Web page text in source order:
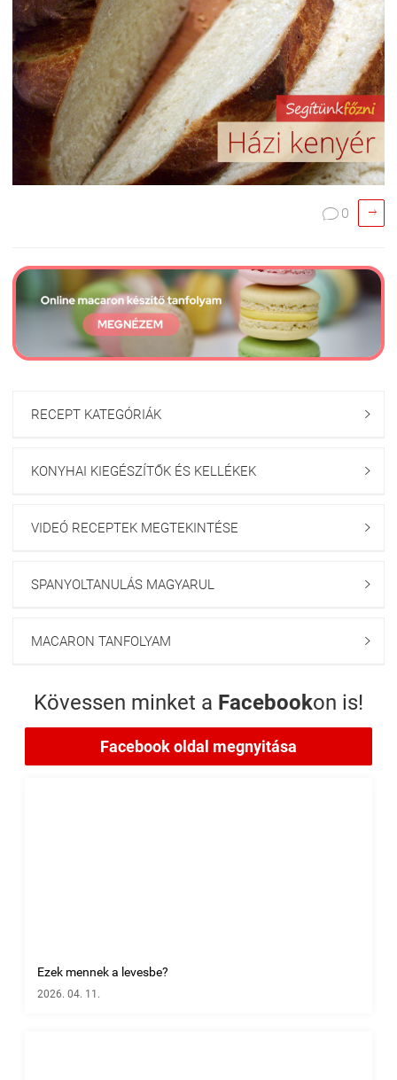
 0 
RECEPT KATEGÓRIÁK 
KONYHAI KIEGÉSZÍTŐK ÉS KELLÉKEK 
VIDEÓ RECEPTEK MEGTEKINTÉSE 
SPANYOLTANULÁS MAGYARUL 
MACARON TANFOLYAM 
Kövessen minket a Facebookon is!
Facebook oldal megnyitása
Ezek mennek a levesbe?
2026. 04. 11.